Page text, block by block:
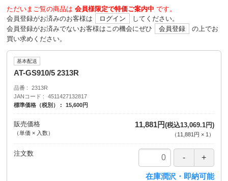
ただいまご覧の商品は 会員様限定で特価ご案内中 です。
会員登録がお済みのお客様は
ログイン
してください。
会員登録がお済みでないお客様はこの機会にぜひ
会員登録
の上でお
買い求めください。
基本配送
AT-GS910/5 2313R
品番
2313R
JANコード
4511427132817
標準価格（税別）
15,600円
販売価格
（単価 × 入数）
11,881円(税込13,069.1円)
（ 11,881円 × 1 ）
注文数
在庫潤沢・即納可能